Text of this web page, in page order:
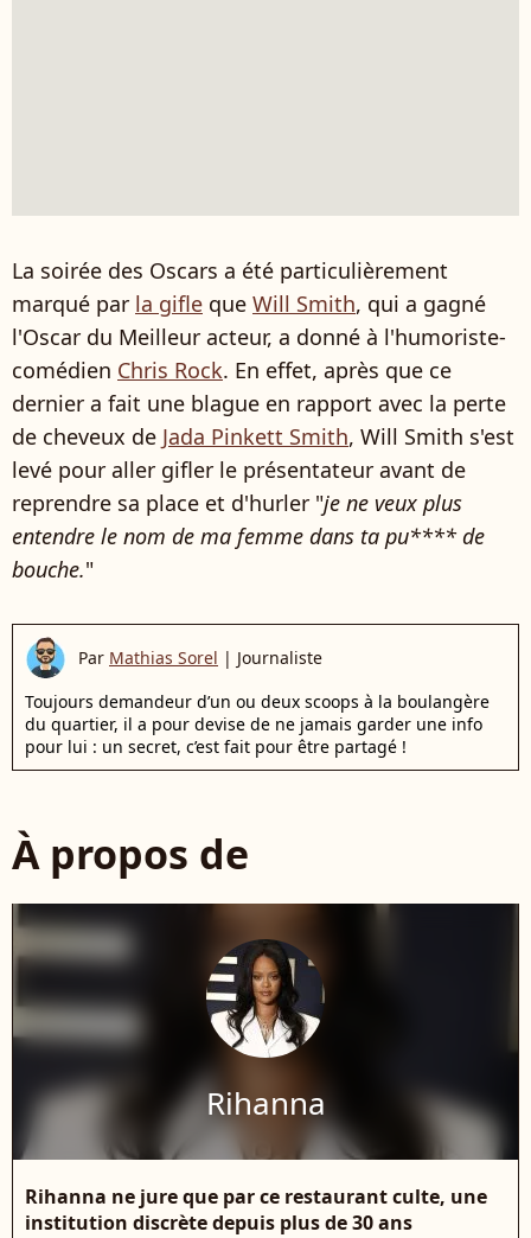
La soirée des Oscars a été particulièrement
marqué par la gifle que Will Smith, qui a gagné
l'Oscar du Meilleur acteur, a donné à l'humoriste-
comédien Chris Rock. En effet, après que ce
dernier a fait une blague en rapport avec la perte
de cheveux de Jada Pinkett Smith, Will Smith s'est
levé pour aller gifler le présentateur avant de
reprendre sa place et d'hurler "je ne veux plus
entendre le nom de ma femme dans ta pu**** de
bouche."
Par Mathias Sorel | Journaliste
Toujours demandeur d’un ou deux scoops à la boulangère
du quartier, il a pour devise de ne jamais garder une info
pour lui : un secret, c’est fait pour être partagé !
À propos de
Rihanna
Rihanna ne jure que par ce restaurant culte, une
institution discrète depuis plus de 30 ans